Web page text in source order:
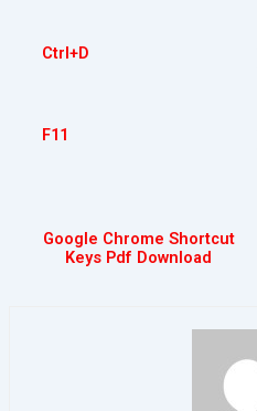
Ctrl+D
F11
Google Chrome Shortcut
Keys Pdf Download